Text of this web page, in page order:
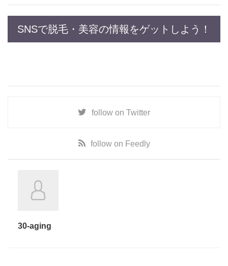
SNSで脱毛・美容の情報をゲットしよう！
follow on Twitter
follow on Feedly
30-aging